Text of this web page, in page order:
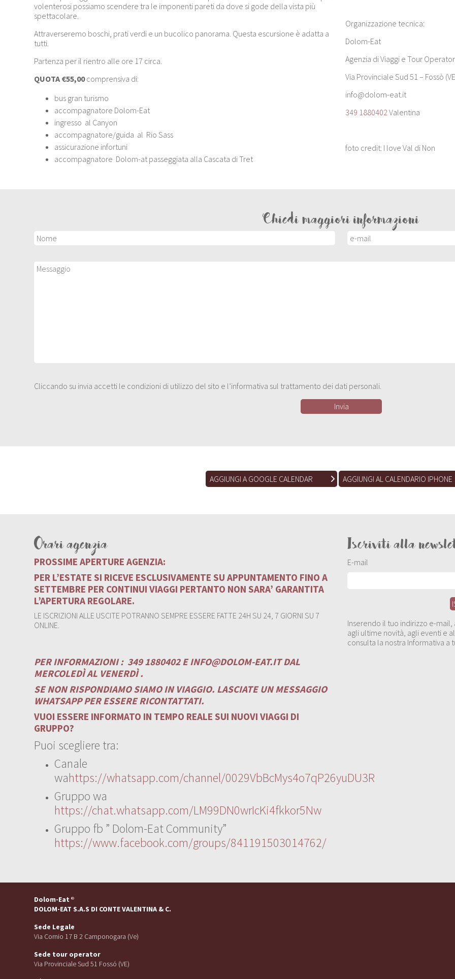
volenterosi possiamo scendere tra le imponenti pareti da dove si gode della vista più
spettacolare.
Attraverseremo boschi, prati verdi e un bucolico panorama. Questa escursione è adatta a
tutti.
Partenza per il rientro alle ore 17 circa.
QUOTA €55,00comprensiva di:
bus gran turismo
accompagnatore Dolom-Eat
ingresso al Canyon
accompagnatore/guida al Rio Sass
assicurazione infortuni
accompagnatore Dolom-at passeggiata alla Cascata di Tret
Organizzazione tecnica:
Dolom-Eat
Agenzia di Viaggi e Tour Operator
Via Provinciale Sud 51 – Fossò
info@dolom-eat.it
349 1880402 Valentina
foto credit: I love Val di Non
Chiedi maggiori informazioni
Cliccando su invia accetti le condizioni di utilizzo del sito e l’informativa sul trattamento dei dati personali.
AGGIUNGI A GOOGLE CALENDAR AGGIUNGI AL CALENDARIO IPHONE
Orari agenzia
PROSSIME APERTURE AGENZIA:
PER L’ESTATE SI RICEVE ESCLUSIVAMENTE SU APPUNTAMENTO FINO A
SETTEMBRE PER CONTINUI VIAGGI PERTANTO NON SARA’ GARANTITA
L’APERTURA REGOLARE.
LE ISCRIZIONI ALLE USCITE POTRANNO SEMPRE ESSERE FATTE 24H SU 24, 7 GIORNI SU 7
ONLINE.
PER INFORMAZIONI : 349 1880402 EINFO@DOLOM-EAT.ITDAL
MERCOLEDÌ AL VENERDÌ .
SE NON RISPONDIAMO SIAMO IN VIAGGIO. LASCIATE UN MESSAGGIO
WHATSAPP PER ESSERE RICONTATTATI.
VUOI ESSERE INFORMATO IN TEMPO REALE SUI NUOVI VIAGGI DI
GRUPPO?
Puoi scegliere tra:
Canale
wahttps://whatsapp.com/channel/0029VbBcMys4o7qP26yuDU3R
Gruppo wa
https://chat.whatsapp.com/LM99DN0wrIcKi4fkkor5Nw
Gruppo fb ” Dolom-Eat Community”
https://www.facebook.com/groups/841191503014762/
Iscriviti alla
E-mail
Inserendo il tuo indirizzo e-
agli ultime novità, agli eventi e
consulta la nostra Informativa a
Dolom-Eat ®
DOLOM-EAT S.A.S DI CONTE VALENTINA & C.
Sede Legale
Via Cornio 17 B 2 Camponogara (Ve)
Sede tour operator
Via Provinciale Sud 51 Fossó (VE)